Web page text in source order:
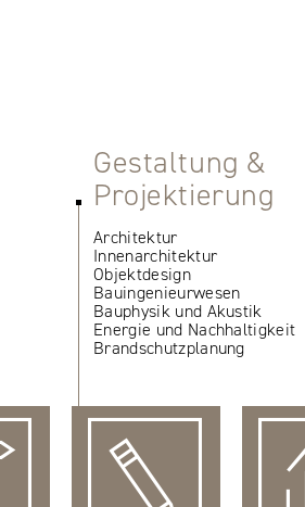
Gestaltung &
Projektierung
Architektur
Innenarchitektur
Objektdesign
Bauingenieurwesen
Bauphysik und Akustik
Energie und Nachhaltigkeit
Brandschutzplanung